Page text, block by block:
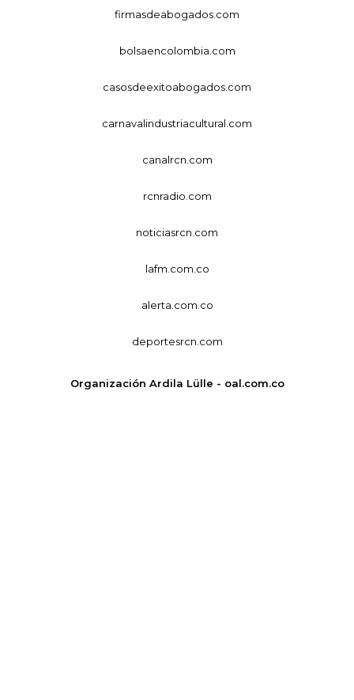
firmasdeabogados.com
bolsaencolombia.com
casosdeexitoabogados.com
carnavalindustriacultural.com
canalrcn.com
rcnradio.com
noticiasrcn.com
lafm.com.co
alerta.com.co
deportesrcn.com
Organización Ardila Lülle - oal.com.co